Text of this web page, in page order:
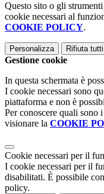
Questo sito o gli
cookie necessari al
COOKIE POLICY.
Personalizza Rifiuta tutti
Gestione cookie
In questa schermata è
I cookie necessari sono
piattaforma e non è
Per conoscere quali sono
visionare la COOKIE
Cookie necessari per il
I cookie necessari per il
disabilitati. È possibile
policy.